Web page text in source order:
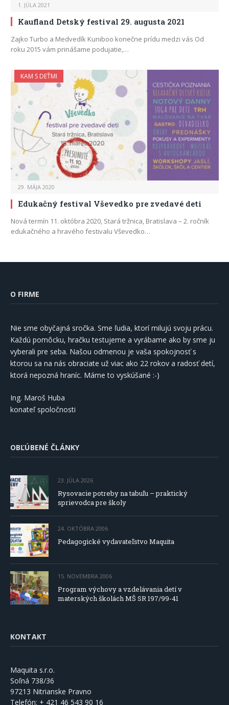
1. JÚLA 2021
Kaufland Detský festival 29. augusta 2021
Zajko Turbo a Medvedík Kuniboo konečne prídu medzi vás Od
roku 2015 vám prinášame podujatie,…
KAM S DEŤMI
29. MÁJA 2020
Edukačný festival Vševedko pre zvedavé deti
Nová termín 11. októbra 2020, Stará tržnica, Bratislava – 2. ročník
edukačného a hravého festivalu Vševedko…
O FIRME
Nie sme obyčajná sročka. Sme ľudia, ktorí milujú svoju prácu.
Každú pomôcku, hračku testujeme a vyrábame ako by sme ju
vyberali pre seba. Našou odmenou je vaša spokojnosť s
ktorou sa na nás obraciate už viac ako 22 rokov a radosť detí,
ktorá nepozná hraníc. Máme to vyskúšané :-)
Ing. Maroš Huba
konateľ spoločnosti
OBĽÚBENÉ ČLÁNKY
23. JÚLA 2026
Rysovacie potreby na tabuľu – praktický
sprievodca pre školy
24. OKTÓBRA 2006
Pedagogické vydavateľstvo Maquita
15. NOVEMBRA 2006
Program výchovy a vzdelávania detí v
materských školách MŠ SR 197/99-41
KONTAKT
Maquita s.r.o.
Soľná 738/36
97213 Nitrianske Pravno
Telefón: + 421 46 543 90 16